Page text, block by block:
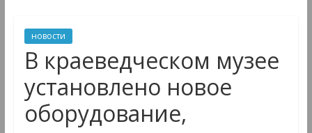
новости
В краеведческом музее
установлено новое
оборудование,